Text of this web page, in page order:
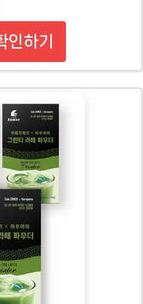
인하기